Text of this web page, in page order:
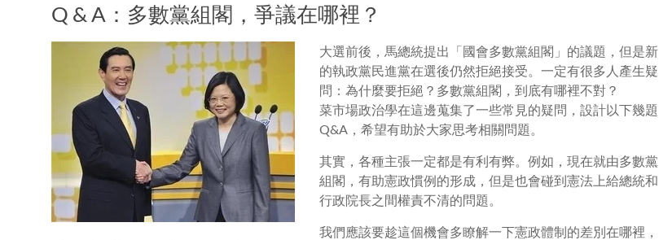
Q & A：多數黨組閣，爭議在哪裡？
大選前後，馬總統提出「國會多數黨組閣」的議題，但是新
的執政黨民進黨在選後仍然拒絕接受。一定有很多人產生疑
問：為什麼要拒絕？多數黨組閣，到底有哪裡不對？
菜市場政治學在這邊蒐集了一些常見的疑問，設計以下幾題
Q&A，希望有助於大家思考相關問題。
其實，各種主張一定都是有利有弊。例如，現在就由多數黨
組閣，有助憲政慣例的形成，但是也會碰到憲法上給總統和
行政院長之間權責不清的問題。
我們應該要趁這個機會多瞭解一下憲政體制的差別在哪裡，